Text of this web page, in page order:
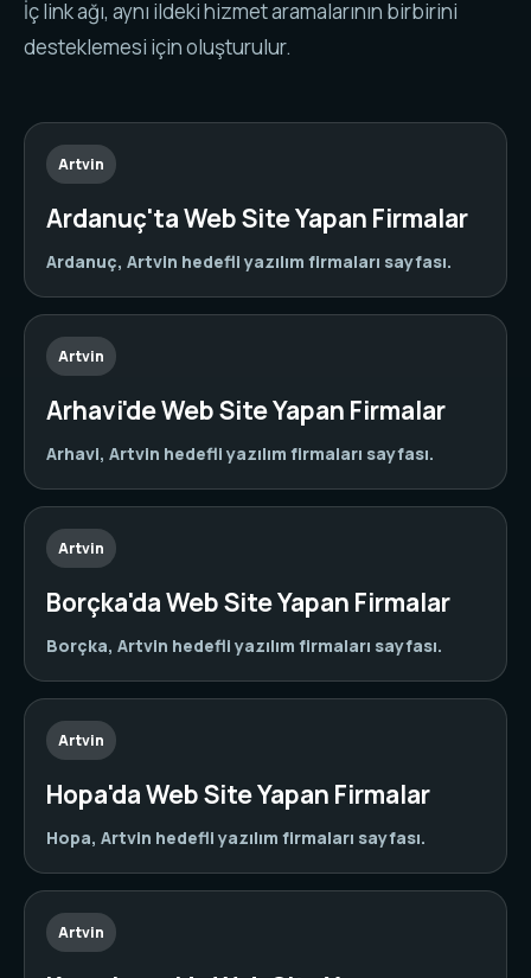
İç link ağı, aynı ildeki hizmet aramalarının birbirini
desteklemesi için oluşturulur.
Artvin
Ardanuç'ta Web Site Yapan Firmalar
Ardanuç, Artvin hedefli yazılım firmaları sayfası.
Artvin
Arhavi'de Web Site Yapan Firmalar
Arhavi, Artvin hedefli yazılım firmaları sayfası.
Artvin
Borçka'da Web Site Yapan Firmalar
Borçka, Artvin hedefli yazılım firmaları sayfası.
Artvin
Hopa'da Web Site Yapan Firmalar
Hopa, Artvin hedefli yazılım firmaları sayfası.
Artvin